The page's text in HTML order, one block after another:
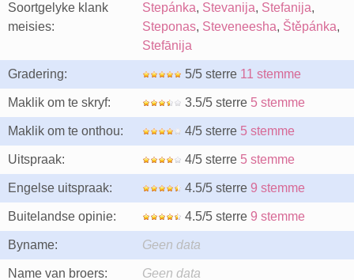
Soortgelyke klank
meisies:
Stepánka, Stevanija, Stefanija,
Steponas, Steveneesha, Štěpánka,
Stefānija
Gradering: 5/5 sterre 11 stemme
Maklik om te skryf: 3.5/5 sterre 5 stemme
Maklik om te onthou: 4/5 sterre 5 stemme
Uitspraak: 4/5 sterre 5 stemme
Engelse uitspraak: 4.5/5 sterre 9 stemme
Buitelandse opinie: 4.5/5 sterre 9 stemme
Byname: Geen data
Name van broers: Geen data